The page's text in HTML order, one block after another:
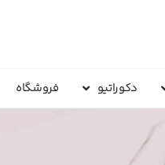
دکوراتیو فروشگاه